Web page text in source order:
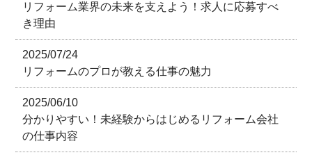
リフォーム業界の未来を支えよう！求人に応募すべ
き理由
2025/07/24
リフォームのプロが教える仕事の魅力
2025/06/10
分かりやすい！未経験からはじめるリフォーム会社
の仕事内容